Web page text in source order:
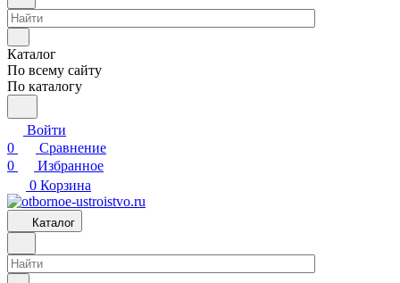
Каталог
По всему сайту
По каталогу
Войти
0
Сравнение
0
Избранное
0 Корзина
Каталог